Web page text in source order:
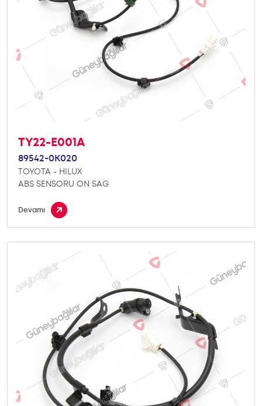
TY22-E001A
89542-0K020
TOYOTA - HILUX
ABS SENSORU ON SAG
Devamı